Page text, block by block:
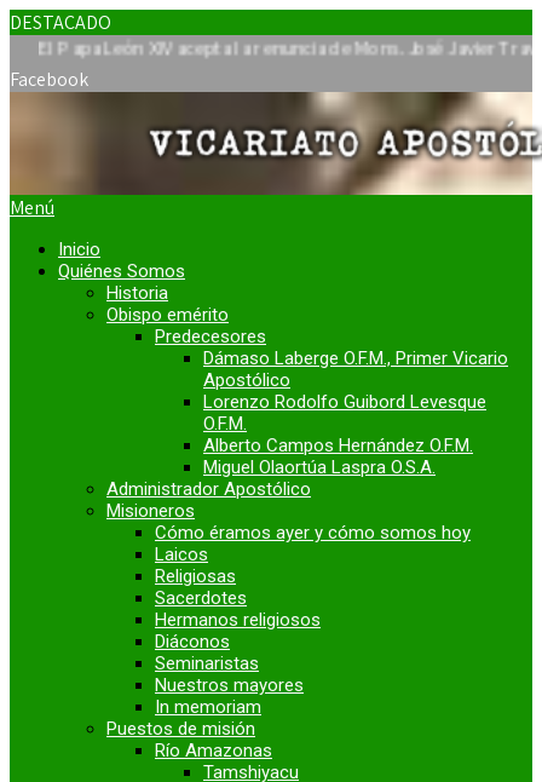
DESTACADO
León XIV acepta la renuncia de Mons. José Javier Travieso
Facebook
Menú
Inicio
Quiénes Somos
Historia
Obispo emérito
Predecesores
Dámaso Laberge O.F.M., Primer Vicario
Apostólico
Lorenzo Rodolfo Guibord Levesque
O.F.M.
Alberto Campos Hernández O.F.M.
Miguel Olaortúa Laspra O.S.A.
Administrador Apostólico
Misioneros
Cómo éramos ayer y cómo somos hoy
Laicos
Religiosas
Sacerdotes
Hermanos religiosos
Diáconos
Seminaristas
Nuestros mayores
In memoriam
Puestos de misión
Río Amazonas
Tamshiyacu